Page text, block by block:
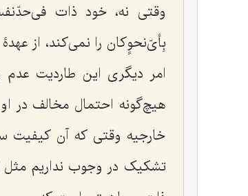
وقتى نه، خود ذات
بِأىّ‌نحوٍ‌کان را نمی‌کند، از
امر دیگرى این طاردیت
هیچ‌گونه احتمال مخالف در
خارجیه وقتى که آن کیفیت
تشکیک در وجوب نداریم